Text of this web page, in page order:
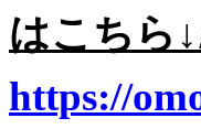
はこち
https://